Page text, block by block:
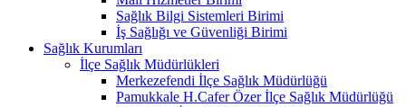
Sağlık Bilgi Sistemleri Birimi
İş Sağlığı ve Güvenliği Birimi
Sağlık Kurumları
İlçe Sağlık Müdürlükleri
Merkezefendi İlçe Sağlık Müdürlüğü
Pamukkale H.Cafer Özer İlçe Sağlık Müdürlüğü